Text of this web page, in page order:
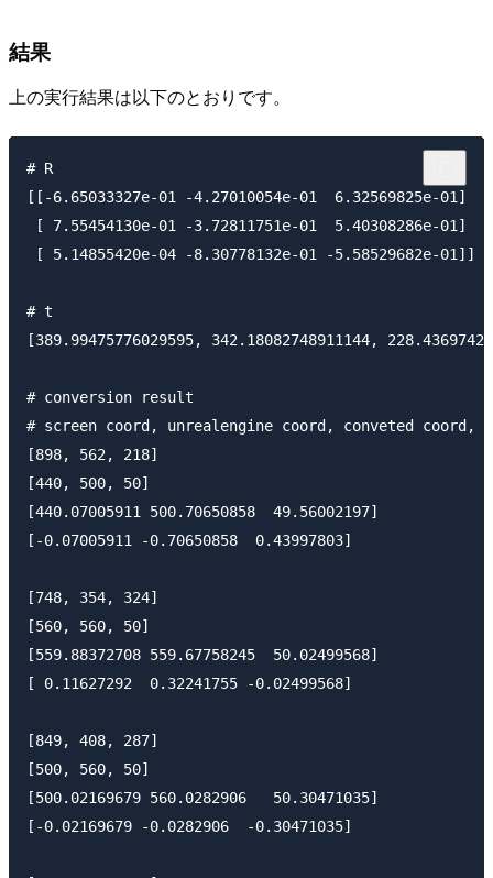
結果
上の実行結果は以下のとおりです。
# R
[[-6.65033327e-01 -4.27010054e-01  6.32569825e-01]
[ 7.55454130e-01 -3.72811751e-01  5.40308286e-01]
[ 5.14855420e-04 -8.30778132e-01 -5.58529682e-01]]
# t
[389.99475776029595, 342.18082748911144,
# conversion result
# screen coord, unrealengine coord, conveted coord,
[898, 562, 218]
[440, 500, 50]
[440.07005911 500.70650858  49.56002197]
[-0.07005911 -0.70650858  0.43997803]
[748, 354, 324]
[560, 560, 50]
[559.88372708 559.67758245  50.02499568]
[ 0.11627292  0.32241755 -0.02499568]
[849, 408, 287]
[500, 560, 50]
[500.02169679 560.0282906   50.30471035]
[-0.02169679 -0.0282906  -0.30471035]